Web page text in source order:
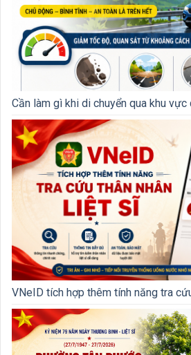
Cần làm gì khi di chuyển qua khu
VNeID tích hợp thêm tính năng tra